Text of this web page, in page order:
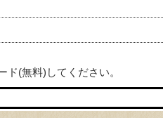
ド(無料)してください。